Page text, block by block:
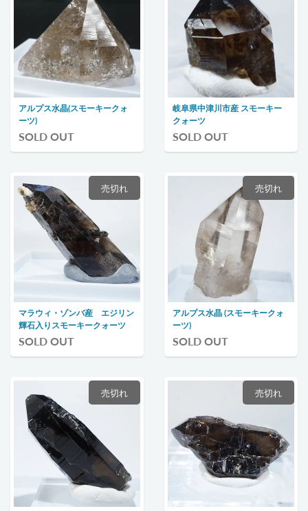
アルプス水晶(スモーキークォ
ーツ)
SOLD OUT
岐阜県中津川市産 スモーキー
クォーツ
SOLD OUT
売切れ
マラウィ・ゾンバ産 エジリン
輝石入りスモーキークォーツ
SOLD OUT
売切れ
アルプス水晶 (スモーキークォ
ーツ)
SOLD OUT
売切れ 売切れ